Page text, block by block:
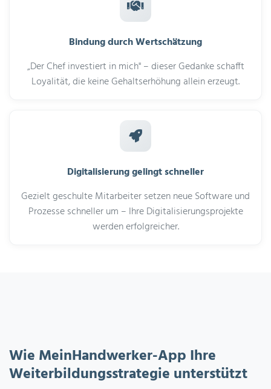
Bindung durch Wertschätzung
„Der Chef investiert in mich" – dieser Gedanke schafft
Loyalität, die keine Gehaltserhöhung allein erzeugt.
Digitalisierung gelingt schneller
Gezielt geschulte Mitarbeiter setzen neue Software und
Prozesse schneller um – Ihre Digitalisierungsprojekte
werden erfolgreicher.
Wie MeinHandwerker-App Ihre
Weiterbildungsstrategie unterstützt